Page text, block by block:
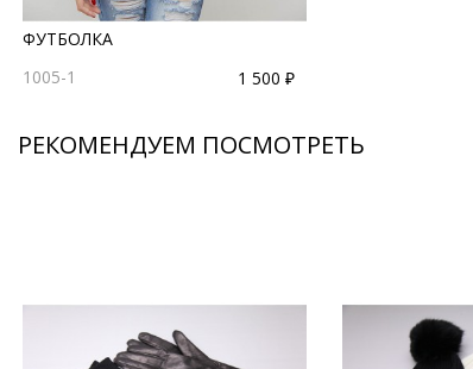
ФУТБОЛКА
1005-1
1 500 ₽
РЕКОМЕНДУЕМ ПОСМОТРЕТЬ